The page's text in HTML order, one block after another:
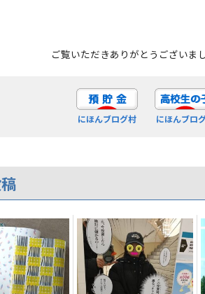
ご覧いただきありがとうございま
にほんブログ村 にほんブロ